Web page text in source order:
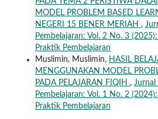
MODEL PROBLEM BASED
NEGERI 15 BENER MERIAH ,
Pembelajaran: Vol. 2 No. 3
Praktik Pembelajaran
Muslimin, Muslimin, HASIL
MENGGUNAKAN MODEL
PADA PELAJARAN FIQIH , Jurnal
Pembelajaran: Vol. 1 No. 2
Praktik Pembelajaran